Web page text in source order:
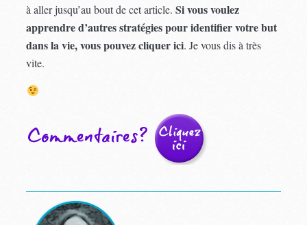
à aller jusqu’au bout de cet article.Si vous voulez
apprendre d’autres stratégies pour identifier votre but
dans la vie, vous pouvez cliquer ici. Je vous dis à très
vite.